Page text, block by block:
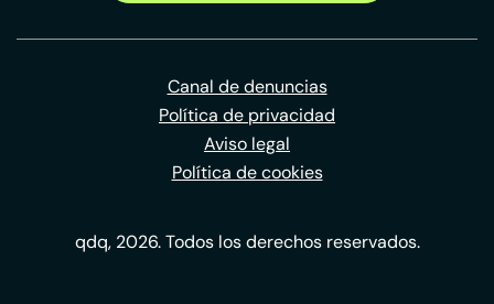
Canal de denuncias
Política de privacidad
Aviso legal
Política de cookies
qdq, 2026. Todos los derechos reservados.